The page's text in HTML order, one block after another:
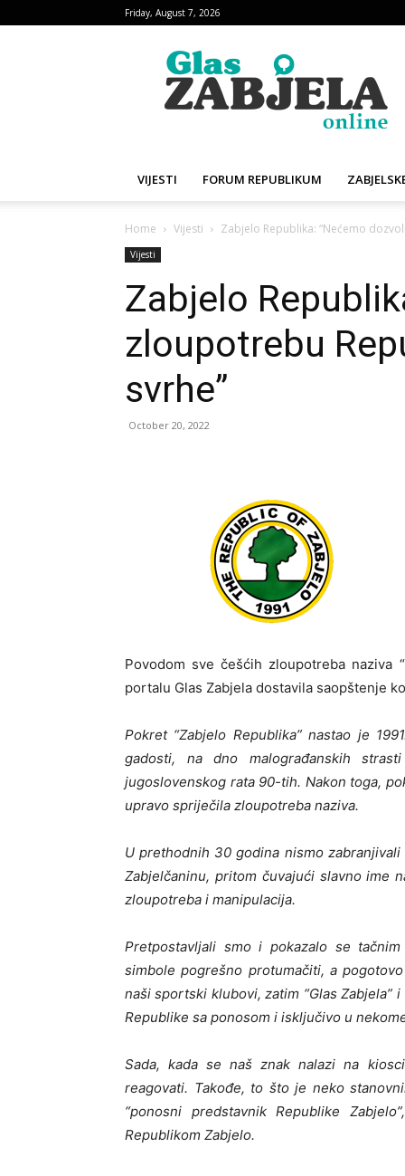
Friday, August 7, 2026
Glas
Zabjela
VIJESTI FORUM REPUBLIKUM
Home Vijesti Zabjelo Republika: “Nećemo
Vijesti
Zabjelo
zloupotrebu
svrhe”
October 20, 2022
Povodom sve češćih zloupotreba naziva
portalu Glas Zabjela dostavila saopštenje
Pokret “Zabjelo Republika” nastao je
gadosti, na dno malograđanskih
jugoslovenskog rata 90-tih. Nakon toga,
upravo spriječila zloupotreba naziva.
U prethodnih 30 godina nismo
Zabjelčaninu, pritom čuvajući slavno ime
zloupotreba i manipulacija.
Pretpostavljali smo i pokazalo se
simbole pogrešno protumačiti, a
naši sportski klubovi, zatim “Glas Zabjela”
Republike sa ponosom i isključivo u
Sada, kada se naš znak nalazi na
reagovati. Takođe, to što je neko
“ponosni predstavnik Republike
Republikom Zabjelo.